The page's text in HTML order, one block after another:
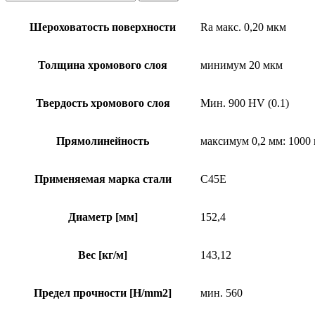
Шероховатость поверхности Ra макс. 0,20 мкм
Толщина хромового слоя минимум 20 мкм
Твердость хромового слоя Мин. 900 HV (0.1)
Прямолинейность максимум 0,2 мм: 1000
Применяемая марка стали C45E
Диаметр [мм] 152,4
Вес [кг/м] 143,12
Предел прочности [H/mm2] мин. 560